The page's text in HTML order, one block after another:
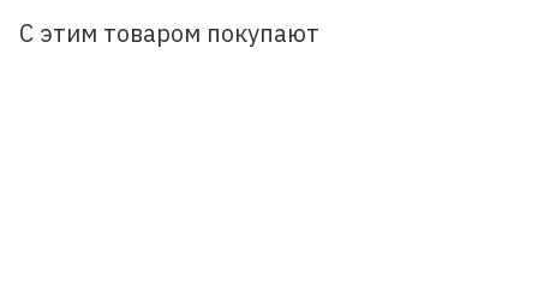
С этим товаром покупают